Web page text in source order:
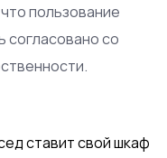
пользование
со
ставит свой шкаф